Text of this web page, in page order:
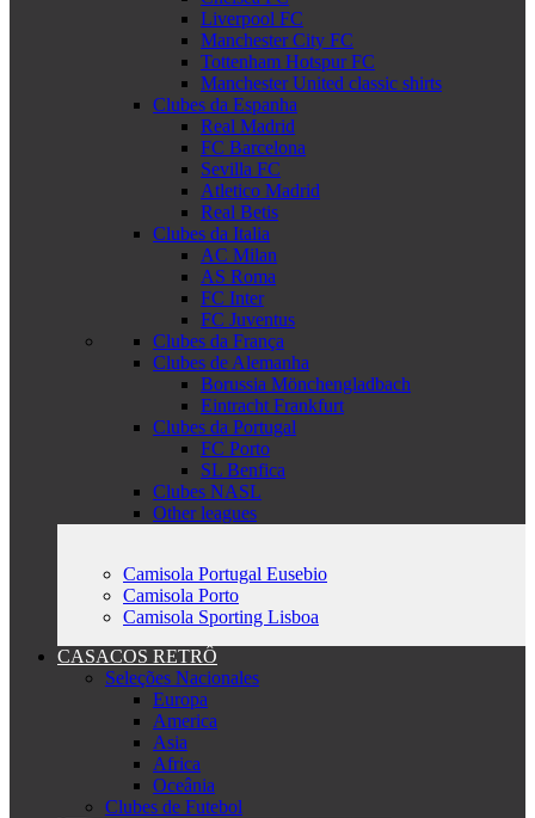
Liverpool FC
Manchester City FC
Tottenham Hotspur FC
Manchester United classic shirts
Clubes da Espanha
Real Madrid
FC Barcelona
Sevilla FC
Atletico Madrid
Real Betis
Clubes da Italia
AC Milan
AS Roma
FC Inter
FC Juventus
Clubes da França
Clubes de Alemanha
Borussia Mönchengladbach
Eintracht Frankfurt
Clubes da Portugal
FC Porto
SL Benfica
Clubes NASL
Other leagues
Camisola Portugal Eusebio
Camisola Porto
Camisola Sporting Lisboa
CASACOS RETRÔ
Seleções Nacionales
Europa
America
Asia
Africa
Oceânia
Clubes de Futebol